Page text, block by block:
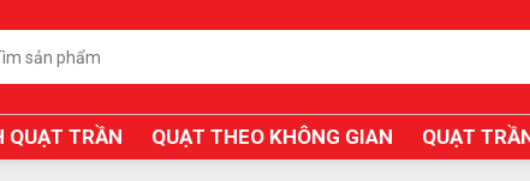
QUẠT TRẦN QUẠT THEO KHÔNG GIAN QUẠT